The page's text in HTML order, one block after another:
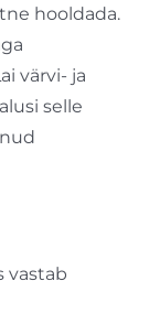
hooldada.
värvi- ja
selle
vastab